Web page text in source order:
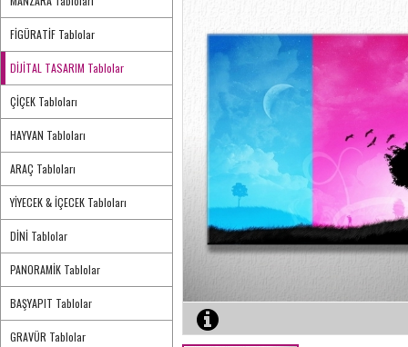
FİGÜRATİF Tablolar
DİJİTAL TASARIM Tablolar
ÇİÇEK Tabloları
HAYVAN Tabloları
ARAÇ Tabloları
YİYECEK & İÇECEK Tabloları
DİNİ Tablolar
PANORAMİK Tablolar
BAŞYAPIT Tablolar
GRAVÜR Tablolar